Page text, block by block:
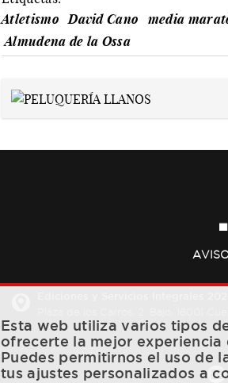
Atletismo
David Cano media
Almudena de la Ossa
Esta web utiliza varios tipos
ofrecerte la mejor experiencia
Puedes permitirnos el uso de
tus ajustes personalizados a